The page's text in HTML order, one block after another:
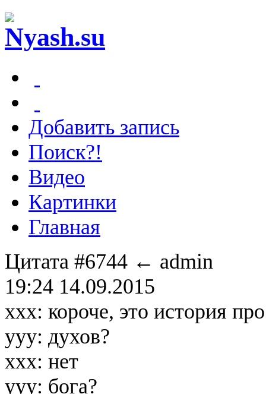
Добавить запись
Поиск?!
Видео
Картинки
Главная
Цитата #6744 ← admin
19:24 14.09.2015
ххх: короче, это история
ууу: духов?
ххх: нет
ууу: бога?